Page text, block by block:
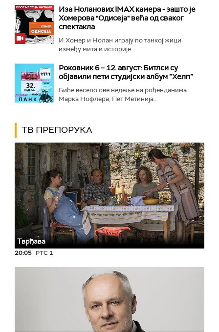
Иза Ноланових IMAX камера - зашто је
Хомерова "Одисеја" већа од сваког
спектакла
И Хомер и Нолан играју по танкој жици
између мита и историје...
Роковник 6 – 12. август: Битлси су
објавили пети студијски албум ”Хелп”
Биће весело ове недеље на рођенданима
Марка Нофлера, Пет Метинија...
ТВ ПРЕПОРУКА
Тврђава
20:05 РТС 1